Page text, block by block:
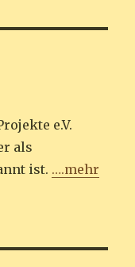
e.V.
als
ist. ….mehr